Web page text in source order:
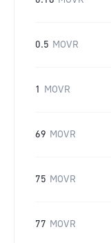
0.5 MOVR
1 MOVR
69 MOVR
75 MOVR
77 MOVR